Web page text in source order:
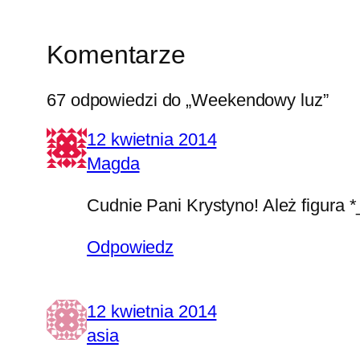
Komentarze
67 odpowiedzi do „Weekendowy luz”
12 kwietnia 2014
Magda
Cudnie Pani Krystyno! Ależ figura
Odpowiedz
12 kwietnia 2014
asia